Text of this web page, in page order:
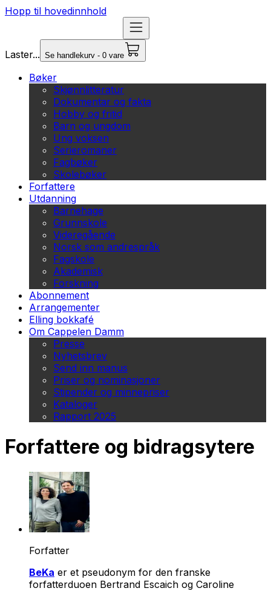
Hopp til hovedinnhold
Laster... Se handlekurv - 0 vare
Bøker
Skjønnlitteratur
Dokumentar og fakta
Hobby og fritid
Barn og ungdom
Ung voksen
Serieromaner
Fagbøker
Skolebøker
Forfattere
Utdanning
Barnehage
Grunnskole
Videregående
Norsk som andrespråk
Fagskole
Akademisk
Forskning
Abonnement
Arrangementer
Elling bokkafé
Om Cappelen Damm
Presse
Nyhetsbrev
Send inn manus
Priser og nominasjoner
Stipender og minnepriser
Kataloger
Rapport 2025
Forfattere og bidragsytere
Forfatter
BeKa er et pseudonym for den franske
forfatterduoen Bertrand Escaich og Caroline